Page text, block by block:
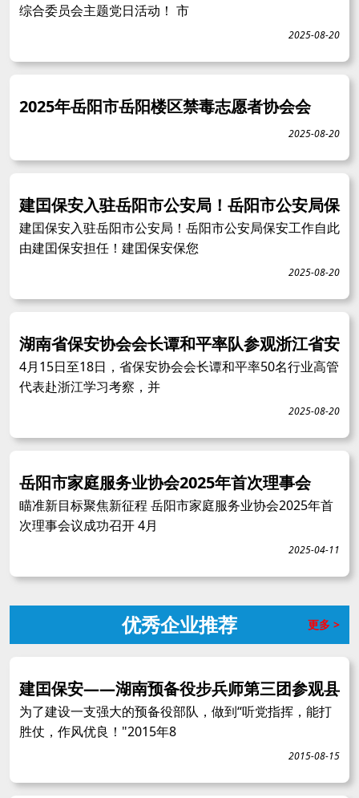
综合委员会主题党日活动！ 市
2025-08-20
2025年岳阳市岳阳楼区禁毒志愿者协会会
2025-08-20
建囯保安入驻岳阳市公安局！岳阳市公安局保
建囯保安入驻岳阳市公安局！岳阳市公安局保安工作自此
由建囯保安担任！建囯保安保您
2025-08-20
湖南省保安协会会长谭和平率队参观浙江省安
4月15日至18日，省保安协会会长谭和平率50名行业高管
代表赴浙江学习考察，并
2025-08-20
岳阳市家庭服务业协会2025年首次理事会
瞄准新目标聚焦新征程 岳阳市家庭服务业协会2025年首
次理事会议成功召开 4月
2025-04-11
优秀企业推荐 更多 >
建囯保安——湖南预备役步兵师第三团参观县
为了建设一支强大的预备役部队，做到“听党指挥，能打
胜仗，作风优良！"2015年8
2015-08-15